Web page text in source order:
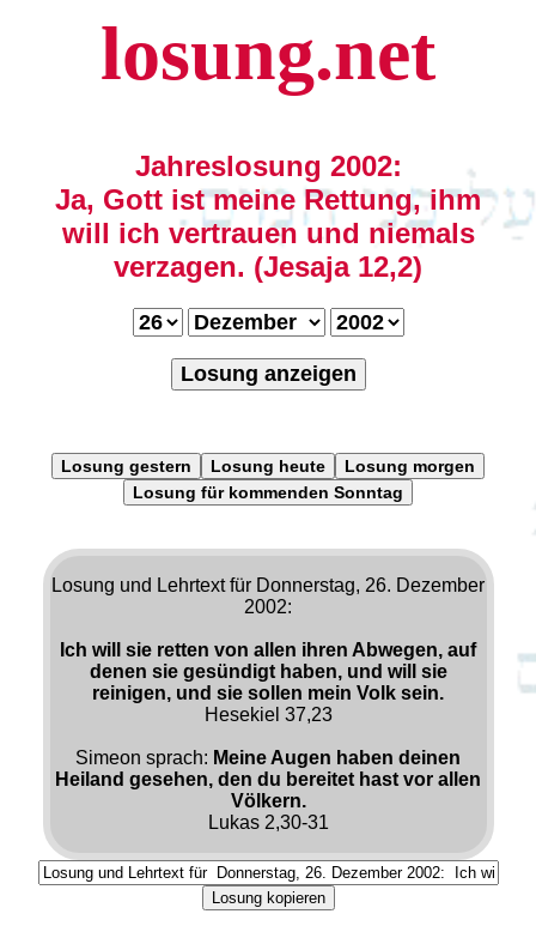
losung.net
Jahreslosung 2002:
Ja, Gott ist meine Rettung, ihm
will ich vertrauen und niemals
verzagen. (Jesaja 12,2)
Losung anzeigen
Losung gestern Losung heute
Losung morgen
Losung für kommenden Sonntag
Losung und Lehrtext für Donnerstag, 26. Dezember
2002:
Ich will sie retten von allen ihren Abwegen, auf
denen sie gesündigt haben, und will sie
reinigen, und sie sollen mein Volk sein.
Hesekiel 37,23
Simeon sprach: Meine Augen haben deinen
Heiland gesehen, den du bereitet hast vor allen
Völkern.
Lukas 2,30-31
Losung kopieren